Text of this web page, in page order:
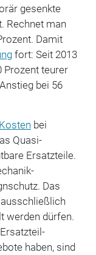
gesenkte
Rechnet man
Damit
fort: Seit 2013
Prozent teurer
bei 56
Kosten bei
Quasi-
Ersatzteile.
Das
werden dürfen.
haben, sind